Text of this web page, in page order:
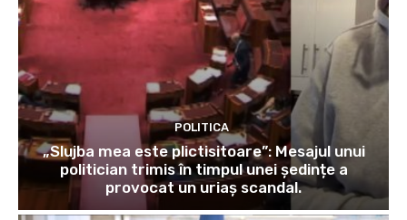
POLITICA
„Slujba mea este plictisitoare”: Mesajul unui
politician trimis în timpul unei ședințe a
provocat un uriaș scandal.